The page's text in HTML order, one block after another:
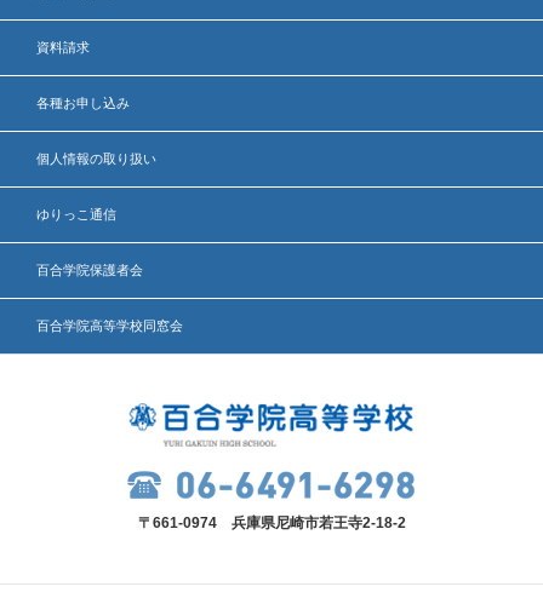
資料請求
各種お申し込み
個人情報の取り扱い
ゆりっこ通信
百合学院保護者会
百合学院高等学校同窓会
〒661-0974 兵庫県尼崎市若王寺2-18-2